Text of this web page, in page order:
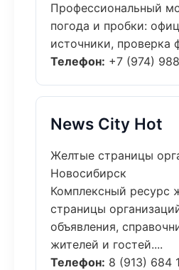
Профессиональный
погода и пробки:
источники, проверка
Телефон: +7 (974)
News City Hot
Желтые страницы
Новосибирск
Комплексный ресурс
страницы
объявления,
жителей и гостей....
Телефон: 8 (913) 684